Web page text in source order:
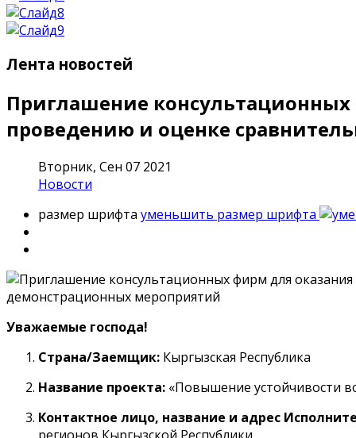
Лента новостей
Приглашение консультационных
проведению и оценке
Вторник, Сен 07 2021
Новости
размер шрифта уменьшить размер шрифта
Уважаемые господа!
Страна/Заемщик: Кыргызская Республика
Название проекта: «Повышение устойчивости
Контактное лицо, название и адрес
регионов Кыргызской Республики